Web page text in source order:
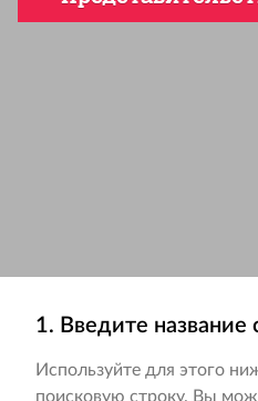
1. Введите название
Используйте для этого
поисковую строку. Вы